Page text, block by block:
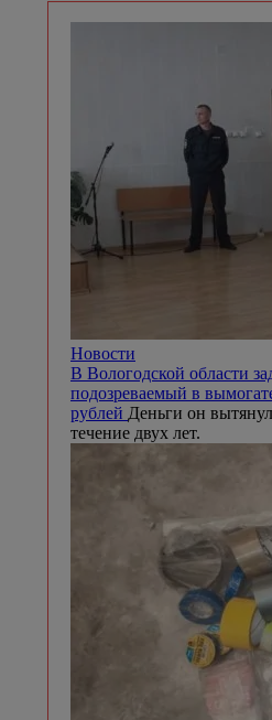
Новости
В Вологодской области
подозреваемый в
рублей Деньги он
течение двух лет.